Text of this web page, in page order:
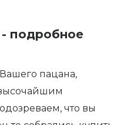
- подробное
пацана,
что вы